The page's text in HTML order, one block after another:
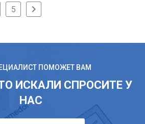
5
ПОМОЖЕТ ВАМ
ИСКАЛИ СПРОСИТЕ У
НАС